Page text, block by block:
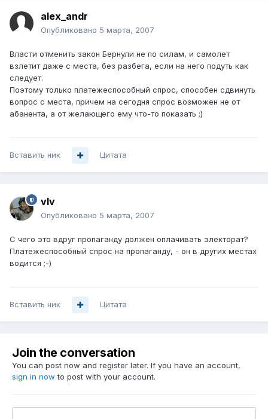
alex_andr
Опубликовано 5 марта, 2007
Власти отменить закон Бернули не по силам, и самолет
взлетит даже с места, без разбега, если на него подуть как
следует.
Поэтому только платежеспособный спрос, способен сдвинуть
вопрос с места, причем на сегодня спрос возможен не от
абанента, а от желающего ему что-то показать ;)
Вставить ник Цитата
vIv
Опубликовано 5 марта, 2007
С чего это вдруг пропаганду должен оплачивать электорат?
Платежеспособный спрос на пропаганду, - он в других местах
водится ;-)
Вставить ник Цитата
Join the conversation
You can post now and register later. If you have an account,
sign in now to post with your account.